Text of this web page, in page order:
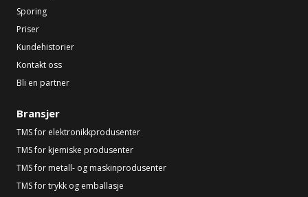
Sporing
Priser
Kundehistorier
Kontakt oss
Bli en partner
Bransjer
TMS for elektronikkprodusenter
TMS for kjemiske produsenter
TMS for metall- og maskinprodusenter
TMS for trykk og emballasje